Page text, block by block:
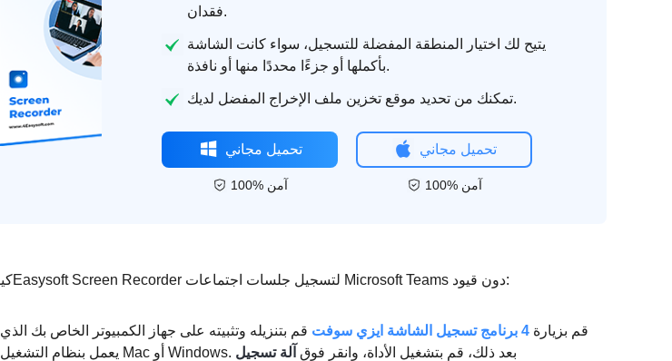
فقدان.
يتيح لك اختيار المنطقة المفضلة للتسجيل، سواء كانت الشاشة
بأكملها أو جزءًا محددًا منها أو نافذة.
تمكنك من تحديد موقع تخزين ملف الإخراج المفضل لديك.
تحميل مجاني
100% آمن
تحميل مجاني
100% آمن
كيفية استخدام 4Easysoft Screen Recorder لتسجيل جلسات اجتماعات Microsoft Teams دون قيود:
قم بزيارة 4 برنامج تسجيل الشاشة ايزي سوفت
قم بتنزيله وتثبيته على جهاز الكمبيوتر الخاص بك الذي
يعمل بنظام التشغيل Mac أو Windows. بعد ذلك، قم بتشغيل الأداة، وانقر فوق آلة تسجيل